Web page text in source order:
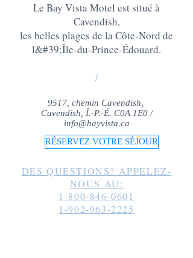
Le Bay Vista Motel est situé à
Cavendish,
les belles plages de la Côte-Nord de
l&#39;Île-du-Prince-Édouard.
/
9517, chemin Cavendish,
Cavendish, Î.-P.-É. C0A 1E0 /
info@bayvista.ca
RÉSERVEZ VOTRE SÉJOUR
DES QUESTIONS? APPELEZ-
NOUS AU:
1-800-846-0601
1-902-963-2225